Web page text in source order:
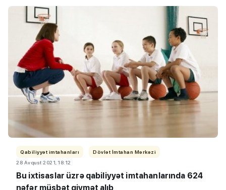
Qabiliyyət imtahanları
Dövlət İmtahan Mərkəzi
28 Avqust 2021, 18:12
Bu ixtisaslar üzrə qabiliyyət imtahanlarında 624
nəfər müsbət qiymət alıb